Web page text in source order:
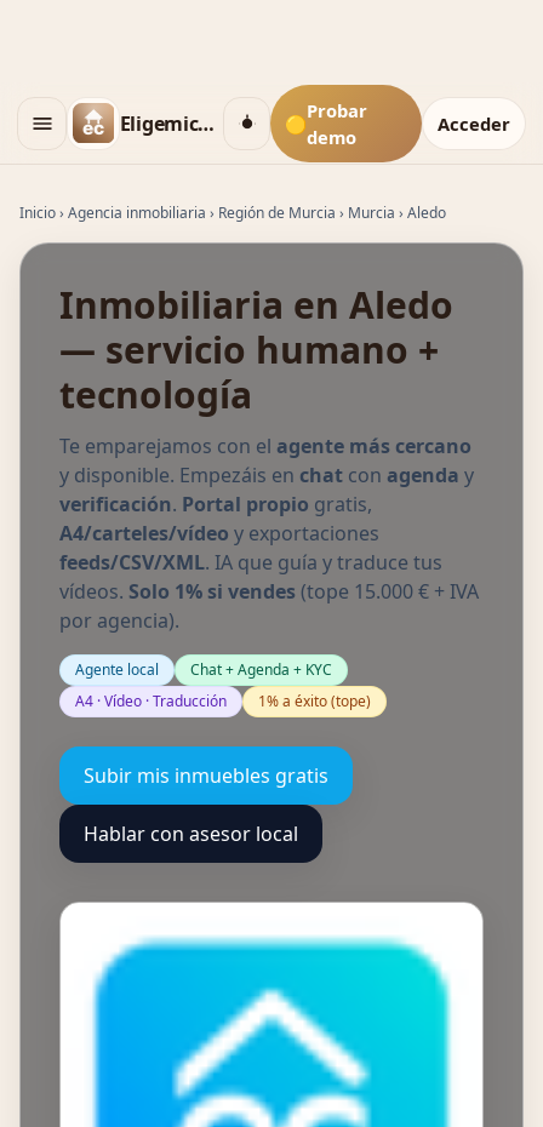
Eligemicasa 🟡
Probar
demo
Acceder
Inicio› Agencia inmobiliaria › Región de Murcia › Murcia › Aledo
Inmobiliaria en Aledo
— servicio humano +
tecnología
Te emparejamos con el agente más cercano
y disponible. Empezáis en chat con agenda y
verificación. Portal propio gratis,
A4/carteles/vídeo y exportaciones
feeds/CSV/XML. IA que guía y traduce tus
vídeos. Solo 1% si vendes(tope 15.000 € + IVA
por agencia).
Agente local
Chat + Agenda + KYC
A4 · Vídeo · Traducción
1% a éxito (tope)
Subir mis inmuebles gratis
Hablar con asesor local